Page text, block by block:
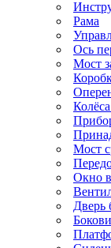
Рама
Ось
Мост
Мост
Окно
Дверь